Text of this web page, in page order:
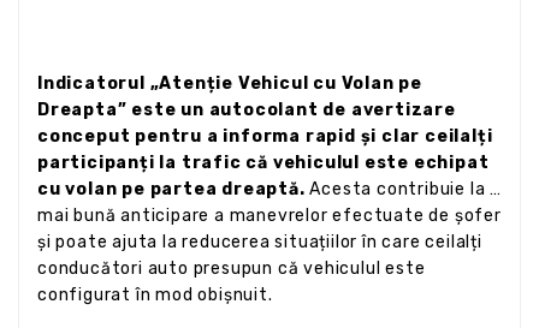
Indicatorul „Atenție Vehicul cu Volan pe
Dreapta” este un autocolant de avertizare
conceput pentru a informa rapid și clar ceilalți
participanți la trafic că vehiculul este echipat
cu volan pe partea dreaptă. Acesta contribuie la o
mai bună anticipare a manevrelor efectuate de șofer
și poate ajuta la reducerea situațiilor în care ceilalți
conducători auto presupun că vehiculul este
configurat în mod obișnuit.